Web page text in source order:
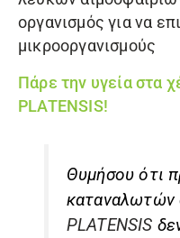
οργανισμός για να
μικροοργανισμούς
Πάρε την υγεία στα
PLATENSIS!
Θυμήσου ότι
καταναλωτών
PLATENSIS